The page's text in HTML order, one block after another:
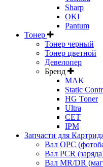
Sharp
OKI
Pantum
Тонер
Тонер черный
Тонер цветной
Девелопер
Бренд
MAK
Static
HG Toner
Ultra
CET
IPM
Запчасти для
Вал OPC
Вал PCR
Вал MR/DR